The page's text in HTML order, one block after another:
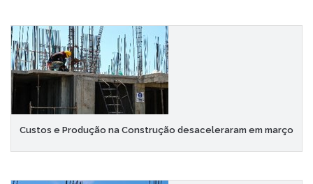
Custos e Produção na Construção desaceleraram em março